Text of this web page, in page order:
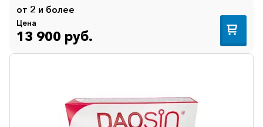
от 2 и более
Цена
13 900 руб.